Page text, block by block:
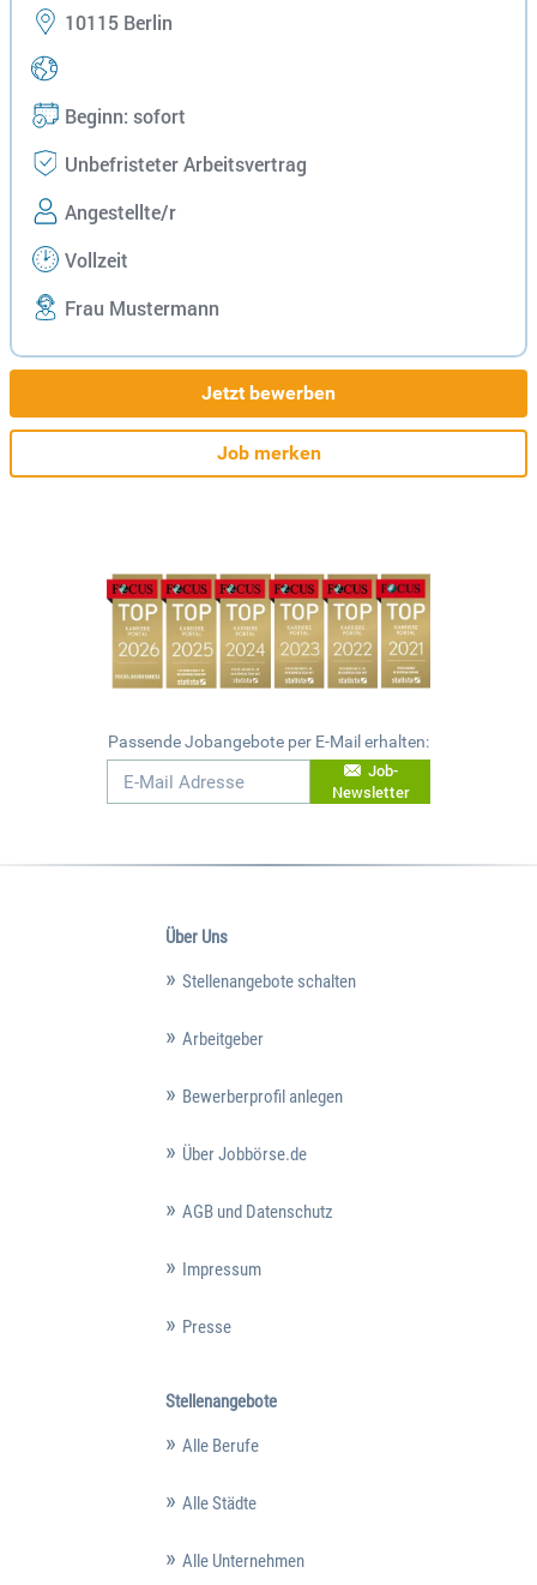
10115 Berlin
Beginn: sofort
Unbefristeter Arbeitsvertrag
Angestellte/r
Vollzeit
Frau Mustermann
Jetzt bewerben
Job merken
Passende Jobangebote per E-Mail erhalten:
Job-
Newsletter
Über Uns
Stellenangebote schalten
Arbeitgeber
Bewerberprofil anlegen
Über Jobbörse.de
AGB und Datenschutz
Impressum
Presse
Stellenangebote
Alle Berufe
Alle Städte
Alle Unternehmen